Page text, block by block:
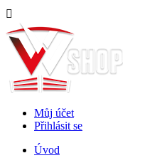

Můj účet
Přihlásit se
Úvod